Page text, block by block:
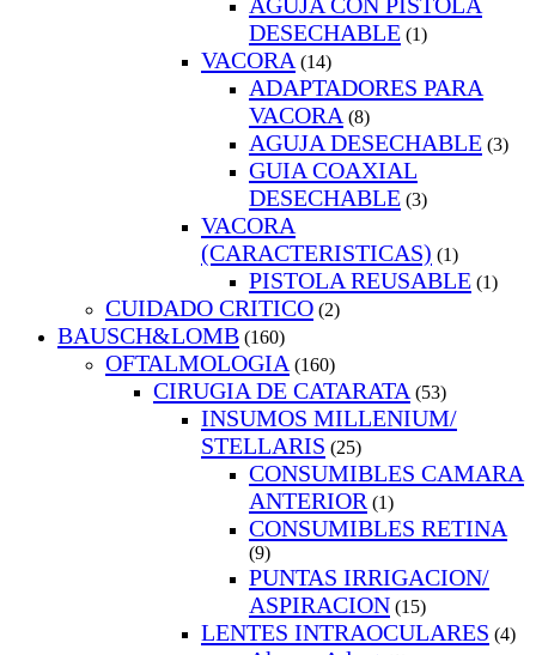
DESECHABLE (1)
VACORA (14)
ADAPTADORES PARA
VACORA (8)
AGUJA DESECHABLE (3)
GUIA COAXIAL
DESECHABLE (3)
VACORA
(CARACTERISTICAS) (1)
PISTOLA REUSABLE (1)
CUIDADO CRITICO (2)
BAUSCH&LOMB (160)
OFTALMOLOGIA (160)
CIRUGIA DE CATARATA (53)
INSUMOS MILLENIUM/
STELLARIS (25)
CONSUMIBLES CAMARA
ANTERIOR (1)
CONSUMIBLES RETINA
(9)
PUNTAS IRRIGACION/
ASPIRACION (15)
LENTES INTRAOCULARES (4)